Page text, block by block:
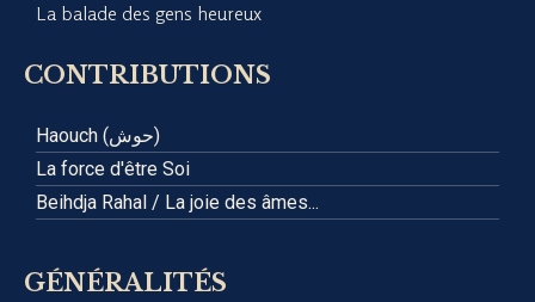
La balade des gens heureux
CONTRIBUTIONS
Haouch (حوش)
La force d'être Soi
Beihdja Rahal / La joie des âmes...
GÉNÉRALITÉS